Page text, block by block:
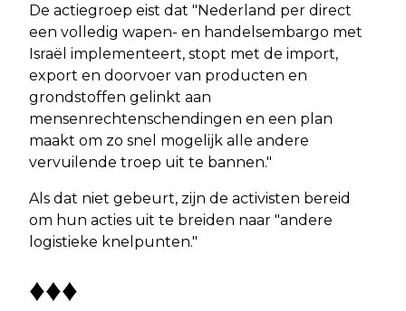
De actiegroep eist dat "Nederland per direct
een volledig wapen- en handelsembargo met
Israël implementeert, stopt met de import,
export en doorvoer van producten en
grondstoffen gelinkt aan
mensenrechtenschendingen en een plan
maakt om zo snel mogelijk alle andere
vervuilende troep uit te bannen."
Als dat niet gebeurt, zijn de activisten bereid
om hun acties uit te breiden naar "andere
logistieke knelpunten."
♦♦♦